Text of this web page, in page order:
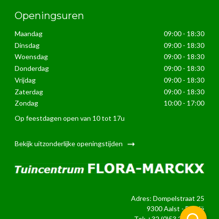
Openingsuren
Maandag
09:00 - 18:30
Dinsdag
09:00 - 18:30
Woensdag
09:00 - 18:30
Donderdag
09:00 - 18:30
Vrijdag
09:00 - 18:30
Zaterdag
09:00 - 18:30
Zondag
10:00 - 17:00
Op feestdagen open van 10 tot 17u
Bekijk uitzonderlijke openingstijden
Adres: Dompelstraat 25
9300 Aalst - België